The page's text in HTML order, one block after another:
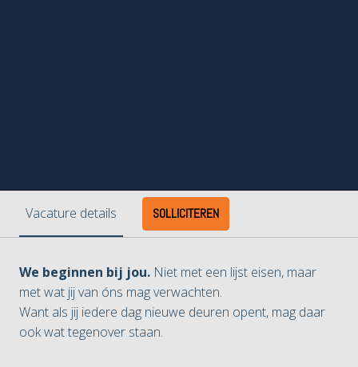
Vacature details SOLLICITEREN
We beginnen bij jou. Niet met een lijst eisen, maar
met wat jij van óns mag verwachten.
Want als jij iedere dag nieuwe deuren opent, mag daar
ook wat tegenover staan.